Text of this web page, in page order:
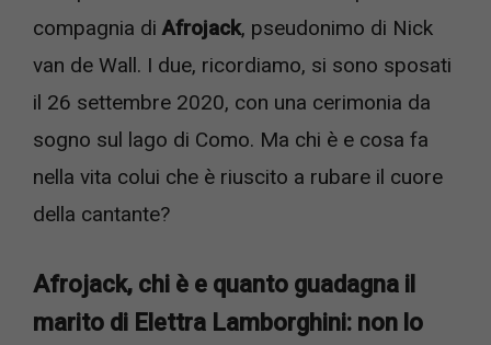
compagnia diAfrojack, pseudonimo di Nick
van de Wall. I due, ricordiamo, si sono sposati
il 26 settembre 2020, con una cerimonia da
sogno sul lago di Como. Ma chi è e cosa fa
nella vita colui che è riuscito a rubare il cuore
della cantante?
Afrojack, chi è e quanto guadagna il
marito di Elettra Lamborghini: non lo